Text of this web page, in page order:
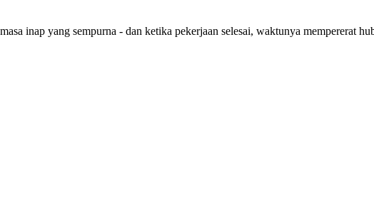
inap yang sempurna - dan ketika pekerjaan selesai, waktunya mempererat